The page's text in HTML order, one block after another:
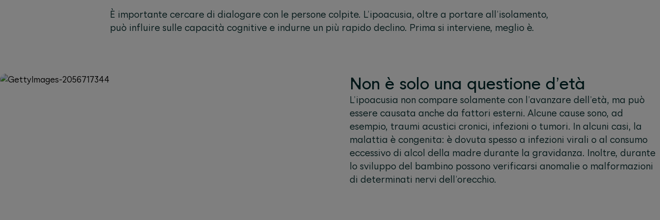
È importante cercare di dialogare con le persone colpite. L’ipoacusia, oltre a portare all’isolamento,
può influire sulle capacità cognitive e indurne un più rapido declino. Prima si interviene, meglio è.
Non è solo una questione d’età
L’ipoacusia non compare solamente con l’avanzare dell’età, ma può
essere causata anche da fattori esterni. Alcune cause sono, ad
esempio, traumi acustici cronici, infezioni o tumori. In alcuni casi, la
malattia è congenita: è dovuta spesso a infezioni virali o al consumo
eccessivo di alcol della madre durante la gravidanza. Inoltre, durante
lo sviluppo del bambino possono verificarsi anomalie o malformazioni
di determinati nervi dell’orecchio.